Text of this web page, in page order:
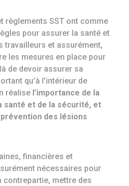
règlements SST ont comme
pour assurer la santé et
travailleurs et assurément,
les mesures en place pour
de devoir assurer sa
qu’à l’intérieur de
réalise l’importance de la
santé et de la sécurité, et
des lésions
financières et
nécessaires pour
contrepartie, mettre des